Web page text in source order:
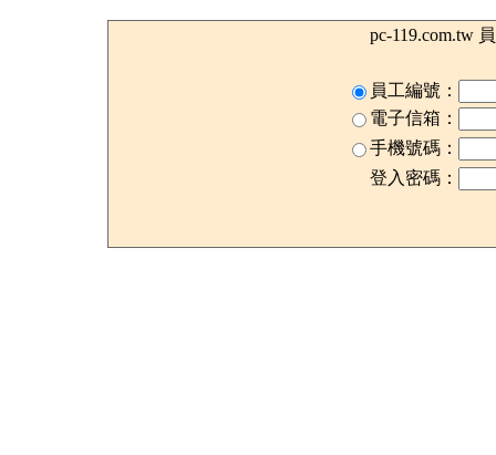
pc-119.com.tw
員工編號：
電子信箱：
手機號碼：
登入密碼：